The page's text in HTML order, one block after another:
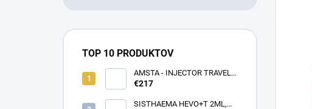
TOP 10 PRODUKTOV
AMSTA - INJECTOR TRAVEL
BAG - LIMITOVANÁ EDÍCIA -
pre lekárov estetickej
€217
SISTHAEMA HEVO+T 2ML,